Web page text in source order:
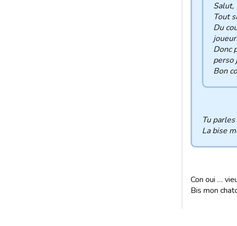
Salut,
Tout
Du
Donc
perso
Bon
Tu
La bise
Con oui …
Bis mon